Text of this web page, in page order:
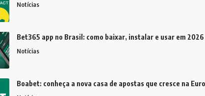
Notícias
Bet365 app no Brasil: como baixar, instalar e usar em 2026
Notícias
Boabet: conheça a nova casa de apostas que cresce na